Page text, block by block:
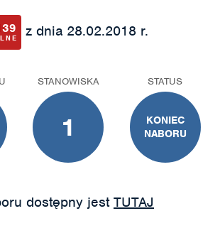
z dnia 28.02.2018 r.
STANOWISKA
1
STATUS
KONIEC
NABORU
dostępny jest TUTAJ